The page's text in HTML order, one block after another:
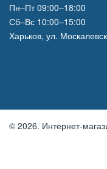
Пн–Пт 09:00–18:00
Сб–Вс 10:00–15:00
Харьков, ул.
© 2026. Интернет-